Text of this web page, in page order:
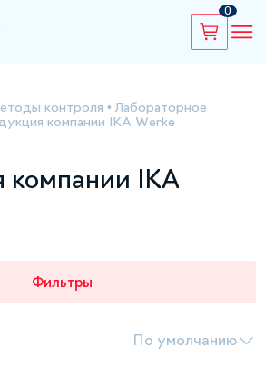
0
контроля • Лабораторное
компании IKA Werke
компании IKA
Фильтры
По умолчанию